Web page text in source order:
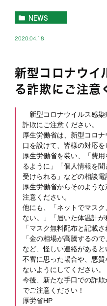
NEWS
2020.04.18
新型コロナウイ
る詐欺にご注意
新型コロナウイルス感染
詐欺にご注意ください。
厚生労働省は、新型コロ
口を設けて、皆様の対応を
厚生労働省を装い、「費
るように」「個人情報を
受けられる」などの相談電
厚生労働省からそのよう
注意ください。
他にも、「ネットでマス
ない。」「届いた体温計
「マスク無料配布と記載
「金の相場が高騰するの
など、怪しい連絡があると
不審に思った場合や、悪
ないようにしてください。
今後、新たな手口での詐
でご注意ください！
厚労省HP